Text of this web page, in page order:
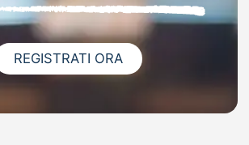
REGISTRATI ORA